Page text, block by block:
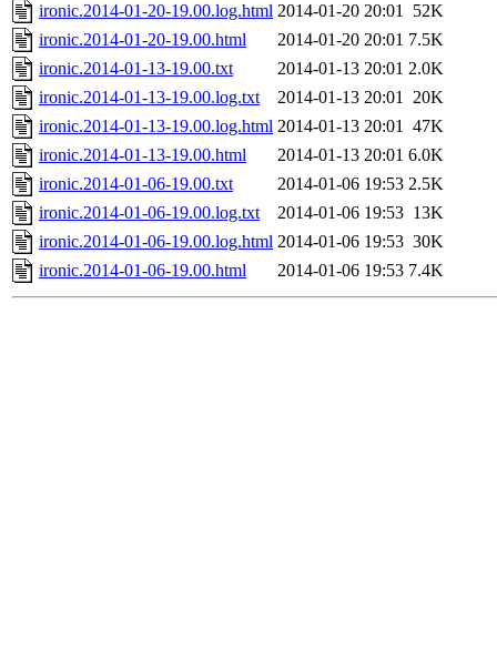
ironic.2014-01-20-19.00.log.html 2014-01-20 20:01 52K
ironic.2014-01-20-19.00.html
2014-01-20 20:01 7.5K
ironic.2014-01-13-19.00.txt
2014-01-13 20:01 2.0K
ironic.2014-01-13-19.00.log.txt
2014-01-13 20:01 20K
ironic.2014-01-13-19.00.log.html 2014-01-13 20:01 47K
ironic.2014-01-13-19.00.html
2014-01-13 20:01 6.0K
ironic.2014-01-06-19.00.txt
2014-01-06 19:53 2.5K
ironic.2014-01-06-19.00.log.txt
2014-01-06 19:53 13K
ironic.2014-01-06-19.00.log.html 2014-01-06 19:53 30K
ironic.2014-01-06-19.00.html
2014-01-06 19:53 7.4K